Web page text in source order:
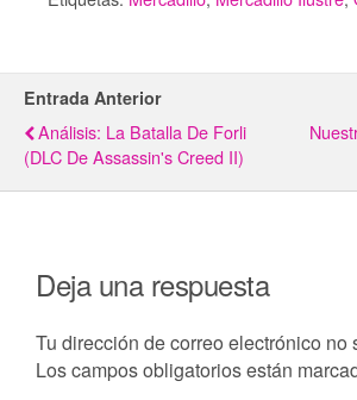
Entrada Anterior
Análisis: La Batalla De Forli
(DLC De Assassin's Creed II)
Deja una respuesta
Tu dirección de correo electrónico no
Los campos obligatorios están